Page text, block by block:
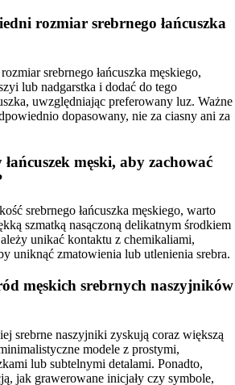
rozmiar srebrnego łańcuszka
srebrnego łańcuszka męskiego,
lub nadgarstka i dodać do tego
uwzględniając preferowany luz. Ważne
dopasowany, nie za ciasny ani za
męski, aby zachować
srebrnego łańcuszka męskiego, warto
szmatką nasączoną delikatnym środkiem
unikać kontaktu z chemikaliami,
uniknąć zmatowienia lub utlenienia srebra.
męskich srebrnych naszyjników
srebrne naszyjniki zyskują coraz większą
modele z prostymi,
lub subtelnymi detalami. Ponadto,
jak grawerowane inicjały czy symbole,